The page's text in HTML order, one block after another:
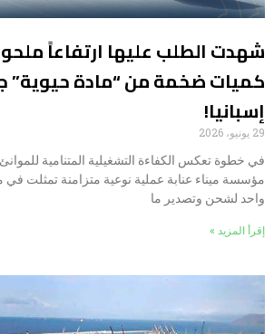
شهدت الطلب عليها ارتفاعاً
كميات ضخمة من “مادة حيوية”
إسبانيا!
29 يونيو، 2026
في خطوة تعكس الكفاءة التشغيلية المتنامية
مؤسسة ميناء عنابة عملية نوعية متزامنة تمثلت
واحد لشحن وتصدير ما
إقرأ المزيد »